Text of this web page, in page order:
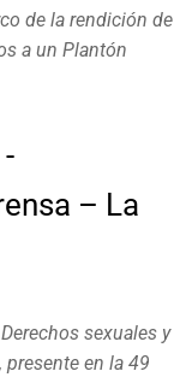
de la rendición de
a un Plantón
– La
sexuales y
en la 49